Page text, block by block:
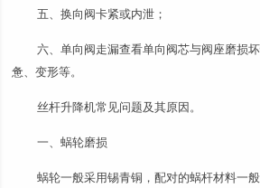
五、换向阀卡紧或内泄；
六、单向阀走漏查看单向阀芯与阀座磨损
惫、变形等。
丝杆升降机常见问题及其原因。
一、蜗轮磨损
蜗轮一般采用锡青铜，配对的蜗杆材料一